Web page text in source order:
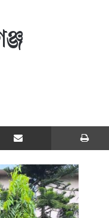
Share via Email